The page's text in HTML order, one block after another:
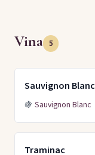
Vina 5
Sauvignon Blanc
🍇 Sauvignon Blanc
Traminac